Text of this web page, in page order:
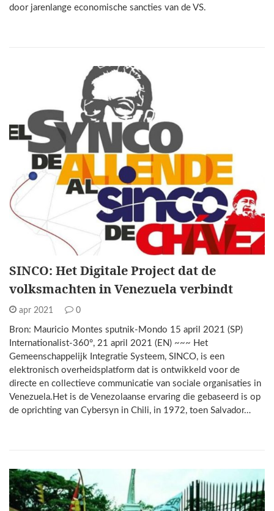
door jarenlange economische sancties van de VS.
SINCO: Het Digitale Project dat de
volksmachten in Venezuela verbindt
apr 2021 0
Bron: Mauricio Montes sputnik-Mondo 15 april 2021 (SP)
Internationalist-360°, 21 april 2021 (EN) ~~~ Het
Gemeenschappelijk Integratie Systeem, SINCO, is een
elektronisch overheidsplatform dat is ontwikkeld voor de
directe en collectieve communicatie van sociale organisaties in
Venezuela.Het is de Venezolaanse ervaring die gebaseerd is op
de oprichting van Cybersyn in Chili, in 1972, toen Salvador…